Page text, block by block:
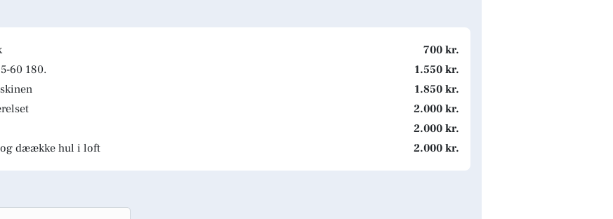
700 kr.
60 180.
1.550 kr.
1.850 kr.
2.000 kr.
2.000 kr.
dæække hul i loft
2.000 kr.